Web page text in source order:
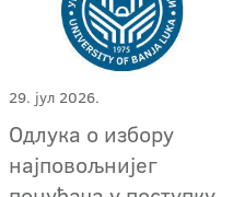
29. јул 2026.
Oдлука о избору
најповољнијег